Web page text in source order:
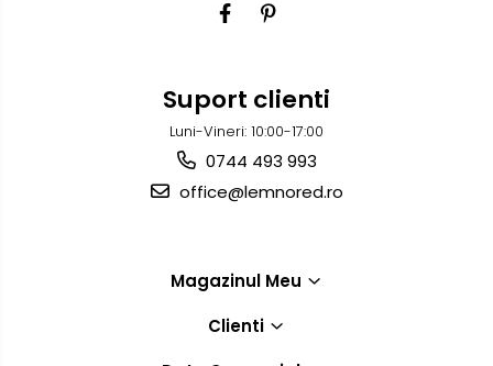
Suport clienti
Luni-Vineri: 10:00-17:00
0744 493 993
office@lemnored.ro
Magazinul Meu
Clienti